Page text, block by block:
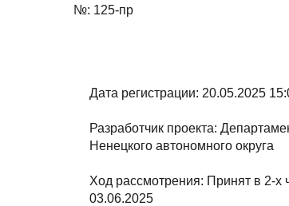
№: 125-пр
Дата регистрации: 20.05.2025
Разработчик проекта:
Ненецкого автономного округа
Ход рассмотрения: Принят в 2-х
03.06.2025